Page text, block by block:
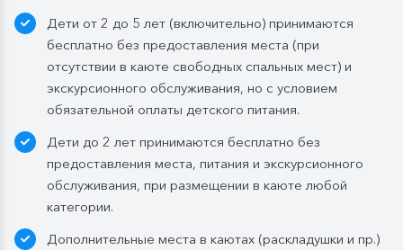
напиток (1 стакан, 200 мл). На выбор: вино красное /
белое / игристое (1 бокал, 125 мл) / водка (1
Бутилированная вода в каюте:
Каюты класса «Люкс» и «Полулюкс»:
ежедневное пополнение — 1 бутылка (0,5 л.) в день;
Стандартные каюты:
день посадки:
— в рейсах до 4 дней включительно: 1 бутылка (0,5
л.) при одноместном размещении, 1 бутылка (1,5 л.)
в 2- и 3-местном размещении;
Дети от 2 до 5 лет (включительно) принимаются
бесплатно без предоставления места (при
отсутствии в каюте свободных спальных мест) и
экскурсионного обслуживания, но с условием
обязательной оплаты детского питания.
Дети до 2 лет принимаются бесплатно без
предоставления места, питания и экскурсионного
обслуживания, при размещении в каюте любой
категории.
Дополнительные места в каютах (раскладушки и пр.)